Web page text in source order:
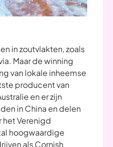
in zoutvlakten, zoals
Maar de winning
van lokale inheemse
producent van
en er zijn
in China en delen
het Verenigd
hoogwaardige
als Cornish